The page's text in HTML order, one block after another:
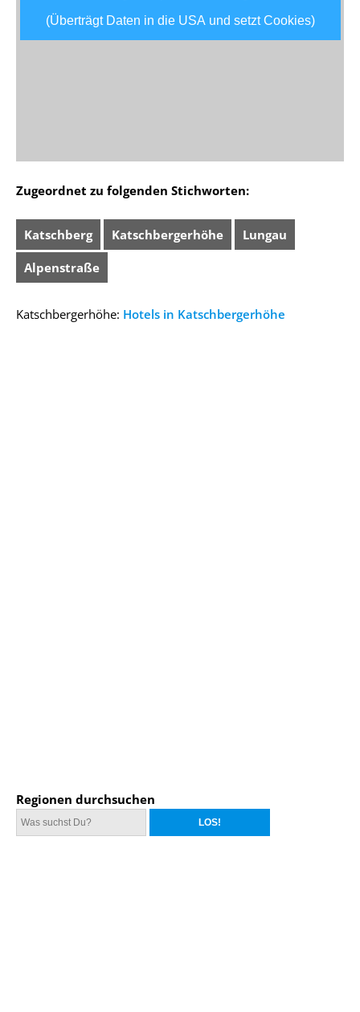
(Überträgt Daten in die USA und setzt Cookies)
Zugeordnet zu folgenden Stichworten:
Katschberg Katschbergerhöhe Lungau
Alpenstraße
Katschbergerhöhe: Hotels in Katschbergerhöhe
Regionen durchsuchen